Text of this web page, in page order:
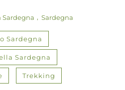
Sardegna Sardegna
Sardegna
Sardegna
Trekking